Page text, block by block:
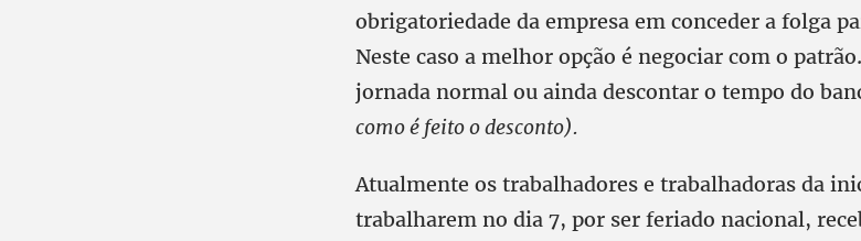
obrigatoriedade da empresa em conceder a folga
Neste caso a melhor opção é negociar com o
jornada normal ou ainda descontar o tempo do
como é feito o desconto).
Atualmente os trabalhadores e trabalhadoras da
trabalharem no dia 7, por ser feriado nacional,